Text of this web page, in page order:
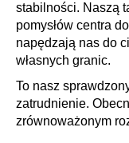
stabilności. Naszą
pomysłów centra
napędzają nas do
własnych granic.
To nasz
zatrudnienie.
zrównoważonym